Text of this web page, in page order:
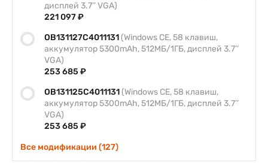
дисплей 3.7’’ VGA)
221 097 ₽
OB131127C4011131 (Windows CE, 58 клавиш,
аккумулятор 5300mAh, 512МБ/1ГБ, дисплей 3.7’’
VGA)
253 685 ₽
OB131125C4011131 (Windows CE, 58 клавиш,
аккумулятор 5300mAh, 512МБ/1ГБ, дисплей 3.7’’
VGA)
253 685 ₽
Все модификации (127)